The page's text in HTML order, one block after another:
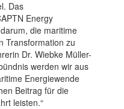
Das
Energy
die maritime
Transformation zu
Dr. Wiebke Müller-
werden wir aus
Energiewende
Beitrag für die
leisten.“